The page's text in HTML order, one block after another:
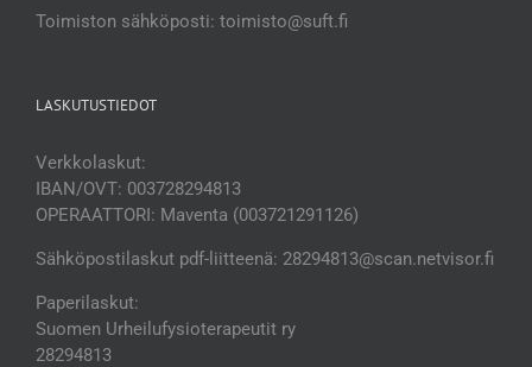
Toimiston sähköposti: toimisto@suft.fi
LASKUTUSTIEDOT
Verkkolaskut:
IBAN/OVT: 003728294813
OPERAATTORI: Maventa (003721291126)
Sähköpostilaskut pdf-liitteenä: 28294813@scan.netvisor.fi
Paperilaskut:
Suomen Urheilufysioterapeutit ry
28294813